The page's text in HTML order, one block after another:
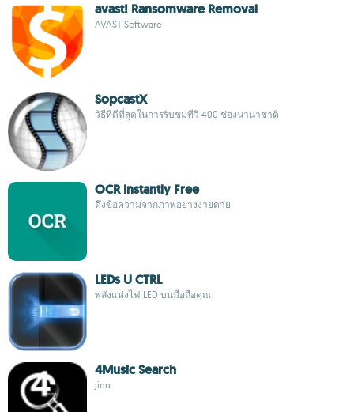
avast! Ransomware Removal
AVAST Software
SopcastX
วิธีที่ดีที่สุดในการรับชมทีวี 400 ช่องนานาชาติ
OCR Instantly Free
ดึงข้อความจากภาพอย่างง่ายดาย
LEDs U CTRL
พลังแห่งไฟ LED บนมือถือคุณ
4Music Search
jinn